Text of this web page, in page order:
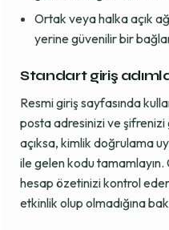
Ortak veya halka açık
yerine güvenilir bir
Standart giriş
Resmi giriş sayfasında
posta adresinizi ve şifrenizi
açıksa, kimlik doğrulama
ile gelen kodu tamamlayın.
hesap özetinizi kontrol
etkinlik olup olmadığına